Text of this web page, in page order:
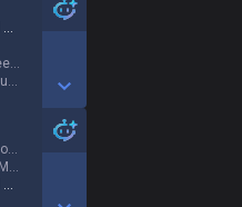
Cracked Bambi
Ivern green dad
quatre quarts
Show More Detail Games
Obdachloser
6 Piece McNugget
Cracked Bambi